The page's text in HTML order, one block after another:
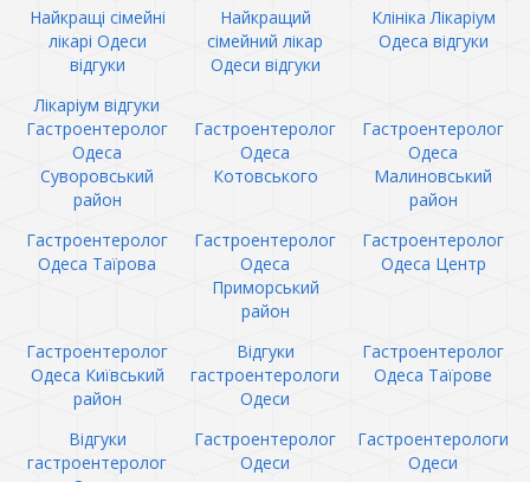
Найкращі сімейні
лікарі Одеси
відгуки
Найкращий
сімейний лікар
Одеси відгуки
Клініка Лікаріум
Одеса відгуки
Лікаріум відгуки
Гастроентеролог
Одеса
Суворовський
район
Гастроентеролог
Одеса
Котовського
Гастроентеролог
Одеса
Малиновський
район
Гастроентеролог
Одеса Таїрова
Гастроентеролог
Одеса
Приморський
район
Гастроентеролог
Одеса Центр
Гастроентеролог
Одеса Київський
район
Відгуки
гастроентерологи
Одеси
Гастроентеролог
Одеса Таїрове
Відгуки
гастроентеролог
Гастроентеролог
Одеси
Гастроентерологи
Одеси